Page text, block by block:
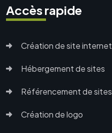
Accès rapide
Création de site internet
Hébergement de sites
Référencement de sites
Création de logo